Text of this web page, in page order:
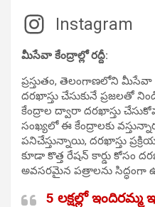
Instagram
మీసేవా కేంద్రాల్లో రద్దీ:
ప్రస్తుతం, తెలంగాణలోని మీసేవా
దరఖాస్తు చేసుకునే ప్రజలతో
కేంద్రాల ద్వారా దరఖాస్తు
సంఖ్యలో ఈ కేంద్రాలకు
పనిచేస్తున్నాయి, దరఖాస్తు
కూడా కొత్త రేషన్ కార్డు కోసం
అవసరమైన పత్రాలను సిద్ధంగా
5 లక్షల్లో ఇందిరమ్మ